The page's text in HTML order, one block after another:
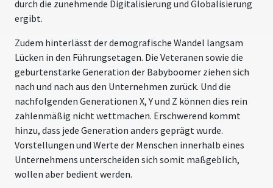
durch die zunehmende Digitalisierung und Globalisierung
ergibt.
Zudem hinterlässt der demografische Wandel langsam
Lücken in den Führungsetagen. Die Veteranen sowie die
geburtenstarke Generation der Babyboomer ziehen sich
nach und nach aus den Unternehmen zurück. Und die
nachfolgenden Generationen X, Y und Z können dies rein
zahlenmäßig nicht wettmachen. Erschwerend kommt
hinzu, dass jede Generation anders geprägt wurde.
Vorstellungen und Werte der Menschen innerhalb eines
Unternehmens unterscheiden sich somit maßgeblich,
wollen aber bedient werden.